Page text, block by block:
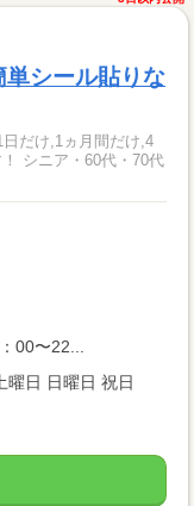
シール貼りな
代
00〜22...
曜日 日曜日 祝日